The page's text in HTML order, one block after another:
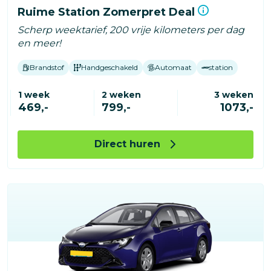
Ruime Station Zomerpret Deal
Scherp weektarief, 200 vrije kilometers per dag
en meer!
Brandstof Handgeschakeld Automaat station
1 week
469,-
2 weken
799,-
3 weken
1073,-
Direct huren